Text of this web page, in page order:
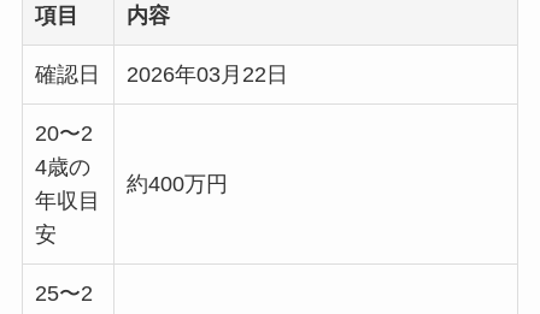
項目 内容
確認日 2026年03月22日
20〜2
4歳の
年収目
安
約400万円
25〜2